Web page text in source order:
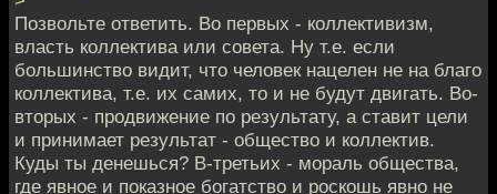
Позвольте ответить. Во первых - коллективизм,
власть коллектива или совета. Ну т.е. если
большинство видит, что человек нацелен не на благо
коллектива, т.е. их самих, то и не будут двигать. Во-
вторых - продвижение по результату, а ставит цели
и принимает результат - общество и коллектив.
Куды ты денешься? В-третьих - мораль общества,
где явное и показное богатство и роскошь явно не